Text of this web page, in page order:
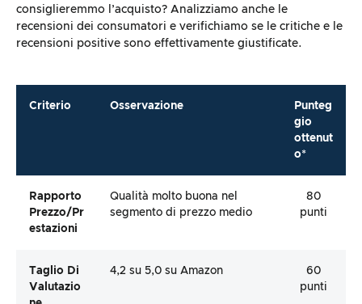
consiglieremmo l’acquisto? Analizziamo anche le
recensioni dei consumatori e verifichiamo se le critiche e le
recensioni positive sono effettivamente giustificate.
Criterio Osservazione
Punteg
gio
ottenut
o*
Rapporto
Prezzo/pr
Estazioni
Qualità molto buona nel
segmento di prezzo medio
80
punti
Taglio Di
Valutazio
4,2 su 5,0 su Amazon
60
punti